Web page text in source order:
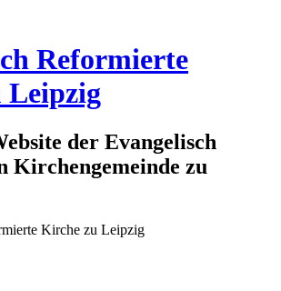
Reformierte
Leipzig
der Evangelisch
Kirchengemeinde zu